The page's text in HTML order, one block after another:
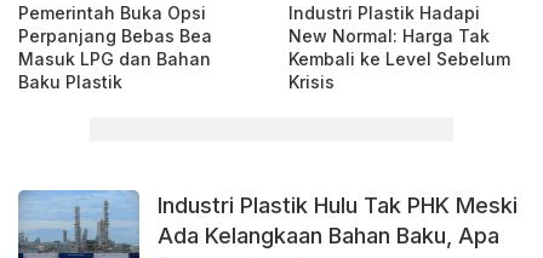
Pemerintah Buka Opsi
Perpanjang Bebas Bea
Masuk LPG dan Bahan
Baku Plastik
Industri Plastik Hadapi
New Normal: Harga Tak
Kembali ke Level Sebelum
Krisis
Industri Plastik Hulu Tak PHK Meski
Ada Kelangkaan Bahan Baku, Apa